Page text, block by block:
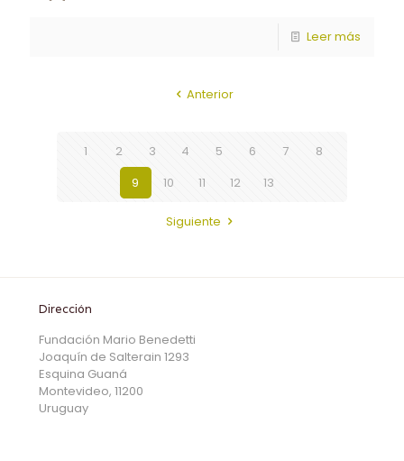
Leer más
Anterior
1 2 3 4 5 6 7
8
9
10 11 12 13
Siguiente
Dirección
Fundación Mario Benedetti
Joaquín de Salterain 1293
Esquina Guaná
Montevideo, 11200
Uruguay